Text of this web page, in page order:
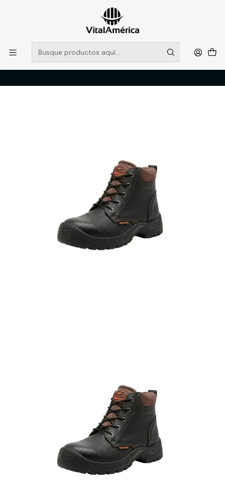
POR SISTEMA FRONTAL SOLO RETIROS EN TIENDA, DESDE
MUCHAS GRACIAS +569 5956 2237
Leer más
CALZADO
ZAPATOS DE SEGURIDAD
BOTIN BUFALO AISLANTE PLANTA KEVLAR NEW PU-601K N°40